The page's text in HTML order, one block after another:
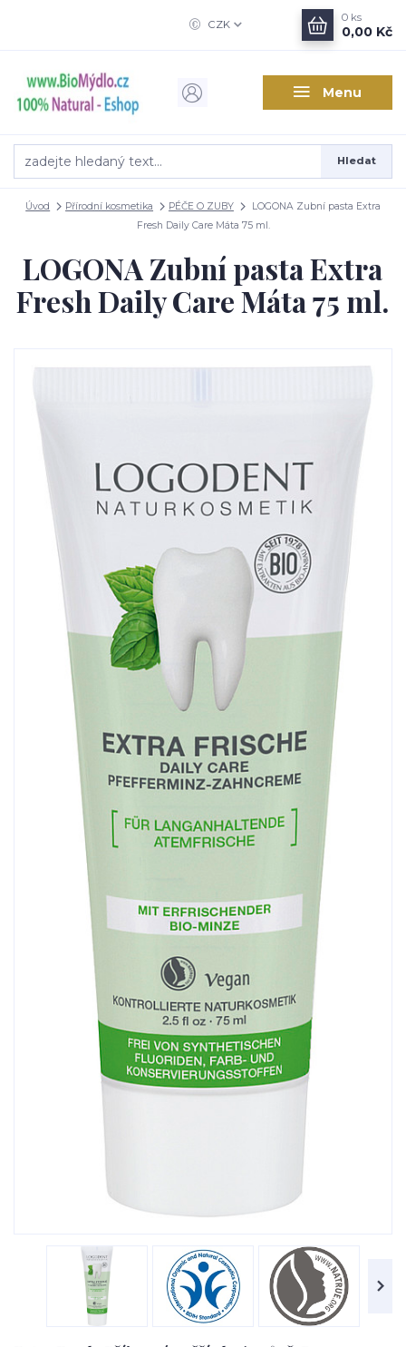
Menu
CZK
Hledat
0 ks
0,00 Kč
Úvod Přírodní kosmetika PÉČE O ZUBY
LOGONA Zubní pasta Extra
Fresh Daily Care Máta 75 ml.
LOGONA Zubní pasta Extra
Fresh Daily Care Máta 75 ml.